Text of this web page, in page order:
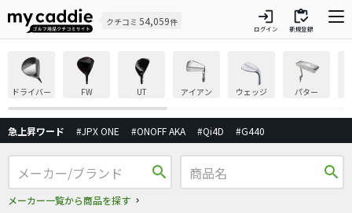
クチコミ 54,059件 login
ログイン
inventory
新規登録
ドライバー FW UT アイアン ウェッジ パター
急上昇ワード #JPX ONE #ONOFF AKA #Qi4D #G440
search
メーカー一覧から商品を探す
search